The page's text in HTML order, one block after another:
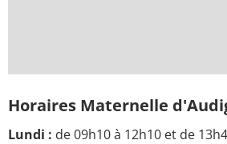
Horaires Maternelle
Lundi : de 09h10 à 12h10 et de